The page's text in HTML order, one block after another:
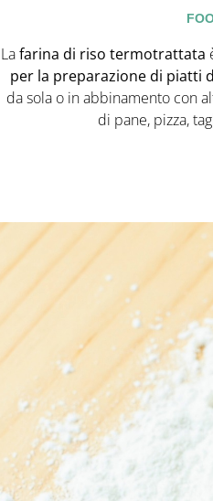
Lafarina di riso termotrattata
per la preparazione di piatti
da sola o in abbinamento con
di pane, pizza,